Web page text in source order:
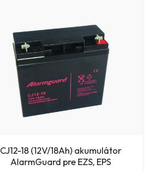
n
i
e
p
r
o
u
CJ12-18 (12V/18Ah) akumulátor
AlarmGuard pre EZS, EPS